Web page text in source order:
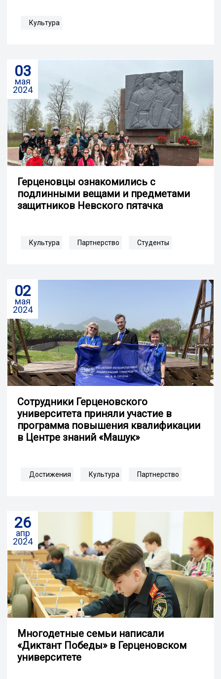
Культура
03
мая
2024
Герценовцы ознакомились с
подлинными вещами и предметами
защитников Невского пятачка
Культура Партнерство Студенты
02
мая
2024
Сотрудники Герценовского
университета приняли участие в
программа повышения квалификации
в Центре знаний «Машук»
Достижения Культура Партнерство
26
апр
2024
Многодетные семьи написали
«Диктант Победы» в Герценовском
университете